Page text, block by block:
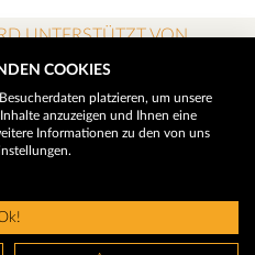
UNTERSTÜTZT VON
COOKIES
platzieren, um unsere
anzuzeigen und Ihnen eine
Informationen zu den von uns